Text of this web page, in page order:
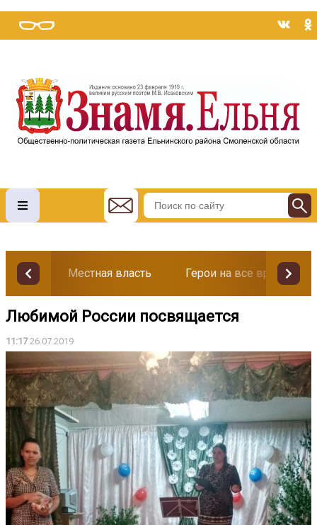
Местная власть Герои на все времена
Любимой России посвящается
11:1726.07.2019